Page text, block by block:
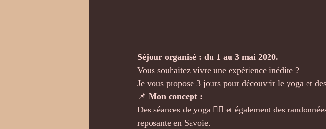
Séjour organisé : du 1 au 3 mai 2020.
Vous souhaitez vivre une expérience inédite ?
Je vous propose 3 jours pour découvrir le yoga et
📌 Mon concept :
Des séances de yoga 🧘‍♀ et également des
reposante en Savoie.